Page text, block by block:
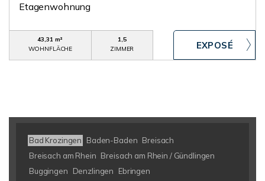
Etagenwohnung
43,31 m²
WOHNFLÄCHE
1,5
ZIMMER
Bad Krozingen Baden-Baden Breisach
Breisach am Rhein Breisach am Rhein / Gündlingen
Buggingen
Denzlingen
Ebringen